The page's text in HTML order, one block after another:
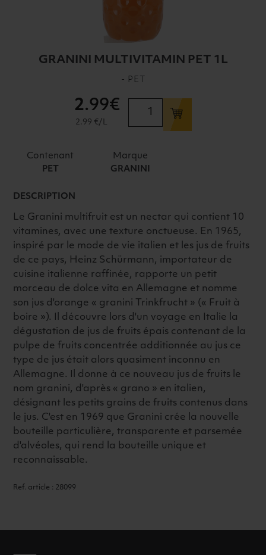
GRANINI MULTIVITAMIN PET 1L
- PET
GRANINI
PET
2.99€
2.99 €/L
Contenant
PET
Marque
GRANINI
DESCRIPTION
Le Granini multifruit est un nectar qui contient 10
vitamines, avec une texture onctueuse. En 1965,
inspiré par le mode de vie italien et les jus de fruits
de ce pays, Heinz Schürmann, importateur de
cuisine italienne raffinée, rapporte un petit
morceau de dolce vita en Allemagne et nomme
son jus d'orange « granini Trinkfrucht » (« Fruit à
boire »). Il découvre lors d'un voyage en Italie la
dégustation de jus de fruits épais contenant de la
pulpe de fruits concentrée additionnée au jus ce
type de jus était alors quasiment inconnu en
Allemagne. Il donne à ce nouveau jus de fruits le
nom granini, d'après « grano » en italien,
désignant les petits grains de fruits contenus dans
le jus. C'est en 1969 que Granini crée la nouvelle
bouteille particulière, transparente et parsemée
d'alvéoles, qui rend la bouteille unique et
reconnaissable.
Ref. article : 28099